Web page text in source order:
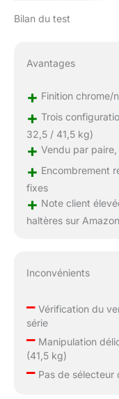
Bilan du test
Avantages
+ Finition chrome/
+ Trois
32,5 / 41,5 kg)
+ Vendu par paire,
+ Encombrement
fixes
+ Note client
haltères sur Amazon
Inconvénients
–Vérification du
série
–Manipulation
(41,5 kg)
–Pas de sélecteur